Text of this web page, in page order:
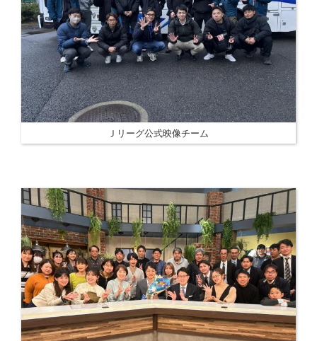
Ｊリーグ公式映像チーム